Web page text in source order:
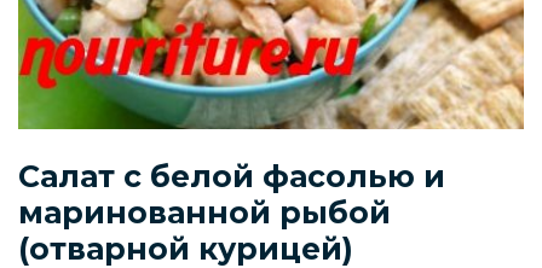
Салат с белой фасолью и
маринованной рыбой
(отварной курицей)